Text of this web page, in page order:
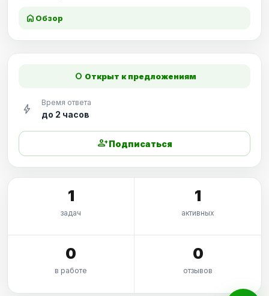
home Обзор
fiber_manual_record Открыт к предложениям
bolt Время ответа
до 2 часов
person_addПодписаться
1
задач
1
активных
0
в работе
0
отзывов